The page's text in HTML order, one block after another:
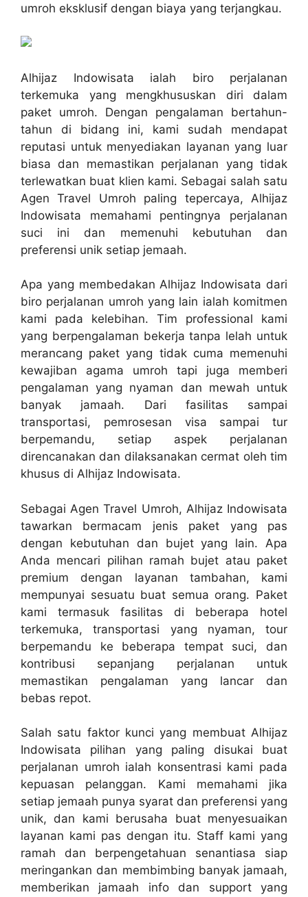
umroh eksklusif dengan biaya yang terjangkau.
Alhijaz Indowisata ialah biro perjalanan
terkemuka yang mengkhususkan diri dalam
paket umroh. Dengan pengalaman bertahun-
tahun di bidang ini, kami sudah mendapat
reputasi untuk menyediakan layanan yang luar
biasa dan memastikan perjalanan yang tidak
terlewatkan buat klien kami. Sebagai salah satu
Agen Travel Umroh paling tepercaya, Alhijaz
Indowisata memahami pentingnya perjalanan
suci ini dan memenuhi kebutuhan dan
preferensi unik setiap jemaah.
Apa yang membedakan Alhijaz Indowisata dari
biro perjalanan umroh yang lain ialah komitmen
kami pada kelebihan. Tim professional kami
yang berpengalaman bekerja tanpa lelah untuk
merancang paket yang tidak cuma memenuhi
kewajiban agama umroh tapi juga memberi
pengalaman yang nyaman dan mewah untuk
banyak jamaah. Dari fasilitas sampai
transportasi, pemrosesan visa sampai tur
berpemandu, setiap aspek perjalanan
direncanakan dan dilaksanakan cermat oleh tim
khusus di Alhijaz Indowisata.
Sebagai Agen Travel Umroh, Alhijaz Indowisata
tawarkan bermacam jenis paket yang pas
dengan kebutuhan dan bujet yang lain. Apa
Anda mencari pilihan ramah bujet atau paket
premium dengan layanan tambahan, kami
mempunyai sesuatu buat semua orang. Paket
kami termasuk fasilitas di beberapa hotel
terkemuka, transportasi yang nyaman, tour
berpemandu ke beberapa tempat suci, dan
kontribusi sepanjang perjalanan untuk
memastikan pengalaman yang lancar dan
bebas repot.
Salah satu faktor kunci yang membuat Alhijaz
Indowisata pilihan yang paling disukai buat
perjalanan umroh ialah konsentrasi kami pada
kepuasan pelanggan. Kami memahami jika
setiap jemaah punya syarat dan preferensi yang
unik, dan kami berusaha buat menyesuaikan
layanan kami pas dengan itu. Staff kami yang
ramah dan berpengetahuan senantiasa siap
meringankan dan membimbing banyak jamaah,
memberikan jamaah info dan support yang